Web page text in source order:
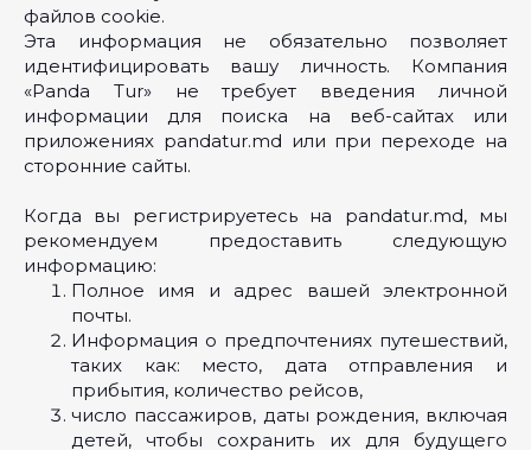
файлов cookie.
Эта информация не обязательно позволяет
идентифицировать вашу личность. Компания
«Panda Tur» не требует введения личной
информации для поиска на веб-сайтах или
приложениях pandatur.md или при переходе на
сторонние сайты.
Когда вы регистрируетесь на pandatur.md, мы
рекомендуем предоставить следующую
информацию:
Полное имя и адрес вашей электронной
почты.
Информация о предпочтениях путешествий,
таких как: место, дата отправления и
прибытия, количество рейсов,
число пассажиров, даты рождения, включая
детей, чтобы сохранить их для будущего